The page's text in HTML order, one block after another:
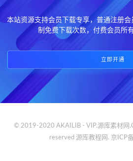
本站资源支持会员下载专享，普通注册
制免费下载次数，付费会员所
立即开通
© 2019-2020 AKAILIB - VIP.源库素材网
reserved 源库教程网. 京ICP